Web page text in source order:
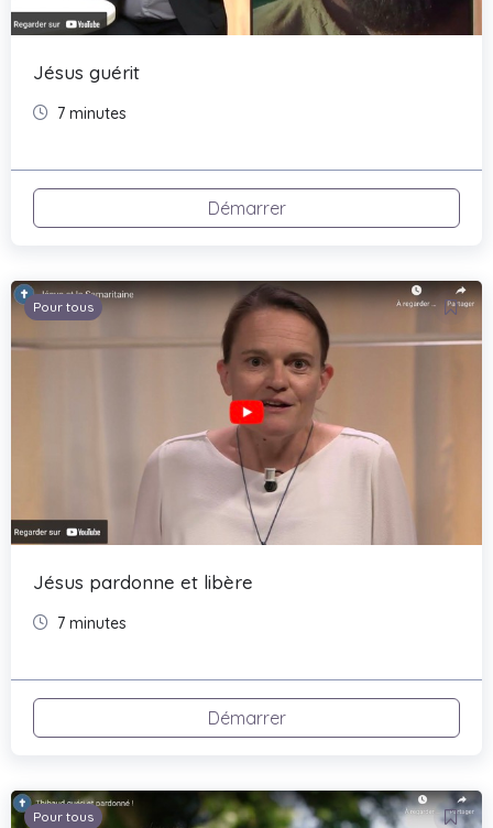
Jésus guérit
7 minutes
Démarrer
Pour tous
Jésus pardonne et libère
7 minutes
Démarrer
Pour tous